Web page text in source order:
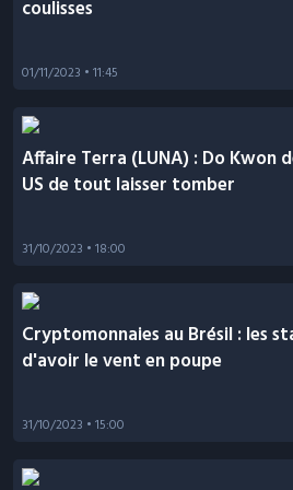
coulisses
01/11/2023 • 11:45
Affaire Terra (LUNA) : Do Kwon
US de tout laisser tomber
31/10/2023 • 18:00
Cryptomonnaies au Brésil : les
d'avoir le vent en poupe
31/10/2023 • 15:00